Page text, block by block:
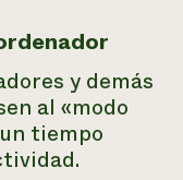
y demás
al «modo
tiempo